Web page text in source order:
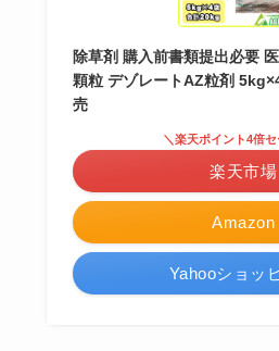
除草剤 購入前書類提出必要
顆粒 デゾレートAZ粒剤
売
Amazon
＼楽天ポイント4倍
楽天市場
Yahooショッ